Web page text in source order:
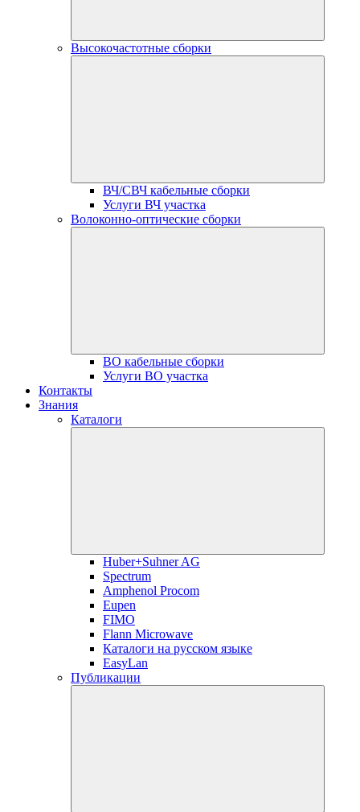
Высокочастотные сборки
ВЧ/СВЧ кабельные сборки
Услуги ВЧ участка
Волоконно-оптические сборки
ВО кабельные сборки
Услуги ВО участка
Контакты
Знания
Каталоги
Huber+Suhner AG
Spectrum
Amphenol Procom
Eupen
FIMO
Flann Microwave
Каталоги на русском языке
EasyLan
Публикации